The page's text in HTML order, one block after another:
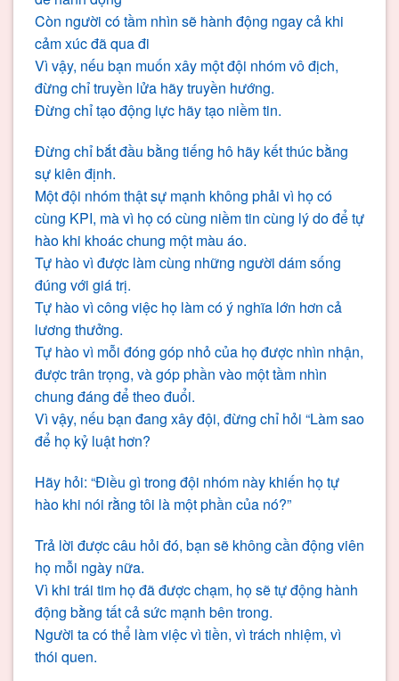
Còn người có tầm nhìn sẽ hành động ngay cả khi
cảm xúc đã qua đi
Vì vậy, nếu bạn muốn xây một đội nhóm vô địch,
đừng chỉ truyền lửa hãy truyền hướng.
Đừng chỉ tạo động lực hãy tạo niềm tin.
Đừng chỉ bắt đầu bằng tiếng hô hãy kết thúc bằng
sự kiên định.
Một đội nhóm thật sự mạnh không phải vì họ có
cùng KPI, mà vì họ có cùng niềm tin cùng lý do để tự
hào khi khoác chung một màu áo.
Tự hào vì được làm cùng những người dám sống
đúng với giá trị.
Tự hào vì công việc họ làm có ý nghĩa lớn hơn cả
lương thưởng.
Tự hào vì mỗi đóng góp nhỏ của họ được nhìn nhận,
được trân trọng, và góp phần vào một tầm nhìn
chung đáng để theo đuổi.
Vì vậy, nếu bạn đang xây đội, đừng chỉ hỏi “Làm sao
để họ kỷ luật hơn?
Hãy hỏi: “Điều gì trong đội nhóm này khiến họ tự
hào khi nói rằng tôi là một phần của nó?”
Trả lời được câu hỏi đó, bạn sẽ không cần động viên
họ mỗi ngày nữa.
Vì khi trái tim họ đã được chạm, họ sẽ tự động hành
động bằng tất cả sức mạnh bên trong.
Người ta có thể làm việc vì tiền, vì trách nhiệm, vì
thói quen.